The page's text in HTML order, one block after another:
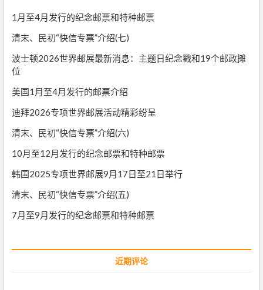
1月至4月发行的纪念邮票和特种邮票
清末、民初“快信专票”介绍(七)
波士顿2026世界邮展最新消息：主题日纪念戳和19个邮政摊
位
美国1月至4月发行的邮票介绍
迪拜2026专项世界邮展活动精彩纷呈
清末、民初“快信专票”介绍(六)
10月至12月发行的纪念邮票和特种邮票
韩国2025专项世界邮展9月17日至21日举行
清末、民初“快信专票”介绍(五)
7月至9月发行的纪念邮票和特种邮票
近期评论